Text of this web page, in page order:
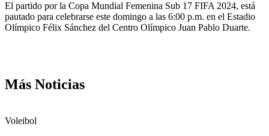
El partido por la Copa Mundial Femenina Sub 17 FIFA 2024, está
pautado para celebrarse este domingo a las 6:00 p.m. en el Estadio
Olímpico Félix Sánchez del Centro Olímpico Juan Pablo Duarte.
Más Noticias
Voleibol